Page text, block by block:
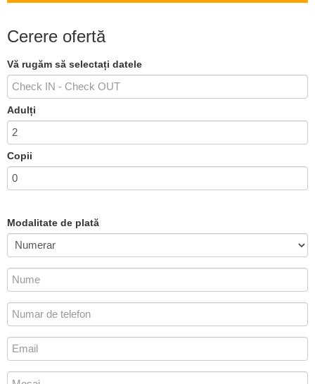
Cerere ofertă
Vă rugăm să selectați datele
Adulți
Copii
Modalitate de plată